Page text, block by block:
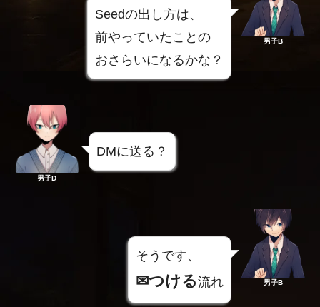
Seedの出し方は、
前やっていたことの
おさらいになるかな？
男子B
男子D
DMに送る？
そうです、
✉つける流れ 男子B